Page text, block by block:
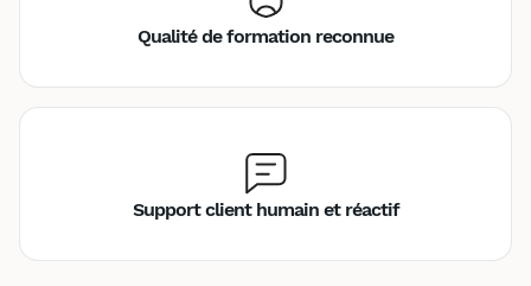
Qualité de formation reconnue
Support client humain et réactif